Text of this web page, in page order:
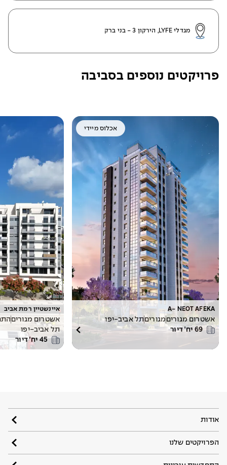
מגדלי LYFE, הירקון 3 - בני ברק
פרויקטים נוספים בסביבה
אכלוס מיידי
A- NEOT AFEKA
אשטרום מגוריםמגורים תל אביב-יפו
69 יח׳ דיור
איינשטיין רמת אביב
אשטרום מגורים
תל אביב-יפו
45 יח׳ דיור
אודות
הפרויקטים שלנו